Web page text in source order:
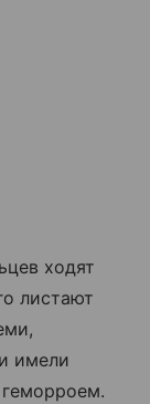
ходят
листают
имели